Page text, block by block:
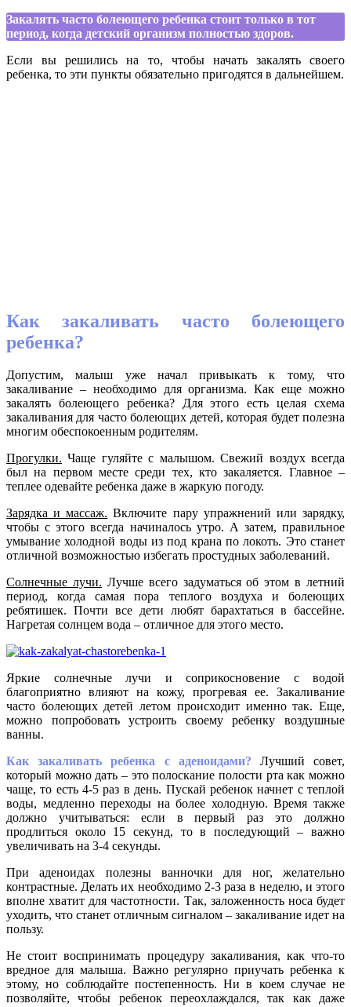
Закалять часто болеющего ребенка стоит только в тот
период, когда детский организм полностью здоров.
Если вы решились на то, чтобы начать закалять своего
ребенка, то эти пункты обязательно пригодятся в дальнейшем.
Как закаливать часто болеющего
ребенка?
Допустим, малыш уже начал привыкать к тому, что
закаливание – необходимо для организма. Как еще можно
закалять болеющего ребенка? Для этого есть целая схема
закаливания для часто болеющих детей, которая будет полезна
многим обеспокоенным родителям.
Прогулки. Чаще гуляйте с малышом. Свежий воздух всегда
был на первом месте среди тех, кто закаляется. Главное –
теплее одевайте ребенка даже в жаркую погоду.
Зарядка и массаж. Включите пару упражнений или зарядку,
чтобы с этого всегда начиналось утро. А затем, правильное
умывание холодной воды из под крана по локоть. Это станет
отличной возможностью избегать простудных заболеваний.
Солнечные лучи. Лучше всего задуматься об этом в летний
период, когда самая пора теплого воздуха и болеющих
ребятишек. Почти все дети любят барахтаться в бассейне.
Нагретая солнцем вода – отличное для этого место.
Яркие солнечные лучи и соприкосновение с водой
благоприятно влияют на кожу, прогревая ее. Закаливание
часто болеющих детей летом происходит именно так. Еще,
можно попробовать устроить своему ребенку воздушные
ванны.
Как закаливать ребенка с аденоидами? Лучший совет,
который можно дать – это полоскание полости рта как можно
чаще, то есть 4-5 раз в день. Пускай ребенок начнет с теплой
воды, медленно переходы на более холодную. Время также
должно учитываться: если в первый раз это должно
продлиться около 15 секунд, то в последующий – важно
увеличивать на 3-4 секунды.
При аденоидах полезны ванночки для ног, желательно
контрастные. Делать их необходимо 2-3 раза в неделю, и этого
вполне хватит для частотности. Так, заложенность носа будет
уходить, что станет отличным сигналом – закаливание идет на
пользу.
Не стоит воспринимать процедуру закаливания, как что-то
вредное для малыша. Важно регулярно приучать ребенка к
этому, но соблюдайте постепенность. Ни в коем случае не
позволяйте, чтобы ребенок переохлаждался, так как даже